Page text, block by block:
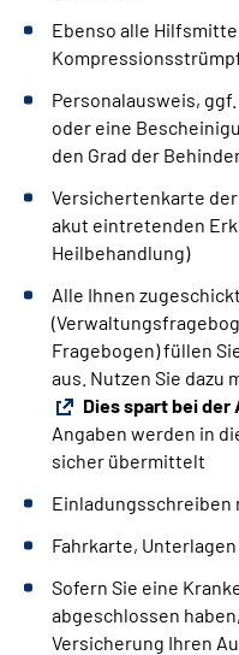
Ebenso alle
Personalausweis,
oder eine
den Grad der
Versichertenkarte
akut eintretenden
Heilbehandlung)
Alle Ihnen
Fragebogen) füllen
aus. Nutzen Sie dazu
Dies spart bei der
Angaben werden in
sicher übermittelt
Einladungsschreiben
Fahrkarte,
Sofern Sie eine
abgeschlossen
Versicherung Ihren